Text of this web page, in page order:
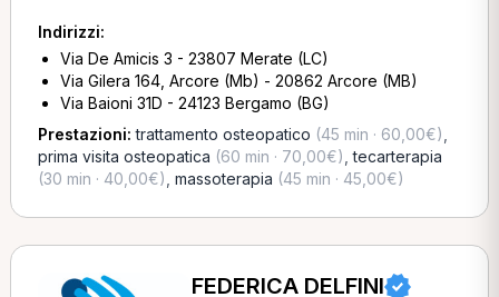
Indirizzi:
Via De Amicis 3 - 23807 Merate (LC)
Via Gilera 164, Arcore (Mb) - 20862 Arcore (MB)
Via Baioni 31D - 24123 Bergamo (BG)
Prestazioni:trattamento osteopatico (45 min · 60,00€)
prima visita osteopatica (60 min · 70,00€) ,tecarterapia
(30 min · 40,00€) massoterapia (45 min · 45,00€)
FEDERICA DELFINI